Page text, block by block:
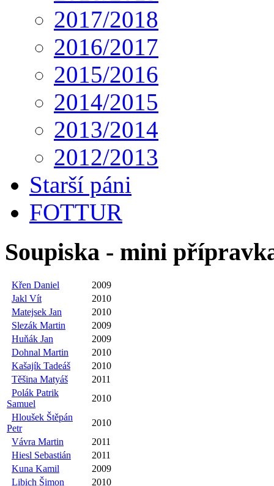
2017/2018
2016/2017
2015/2016
2014/2015
2013/2014
2012/2013
Starší páni
FOTTUR
Soupiska - mini
Křen Daniel
2009
Jakl Vít
2010
Matejsek Jan
2010
Slezák Martin
2009
Huňák Jan
2009
Dohnal Martin
2010
Kašajík Tadeáš
2010
Těšina Matyáš
2011
Polák Patrik
Samuel
2010
Hloušek Štěpán
Petr
2010
Vávra Martin
2011
Hiesl Sebastián
2011
Kuna Kamil
2009
Libich Šimon
2010